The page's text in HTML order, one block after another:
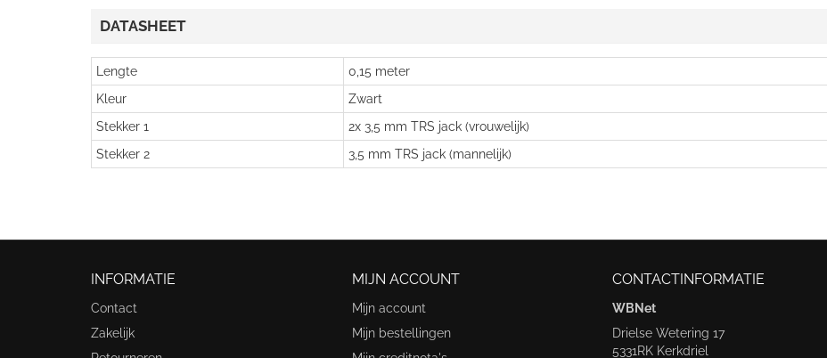
DATASHEET
Lengte
0,15 meter
Kleur
Zwart
Stekker 1
2x 3,5 mm TRS jack (vrouwelijk)
Stekker 2
3,5 mm TRS jack (mannelijk)
INFORMATIE
Contact
Zakelijk
MIJN ACCOUNT
Mijn account
Mijn bestellingen
CONTACTINFORMATIE
WBNet
Drielse Wetering 17
5331RK Kerkdriel